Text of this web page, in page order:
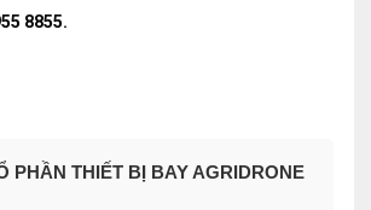
8855.
PHẦN THIẾT BỊ BAY AGRIDRONE